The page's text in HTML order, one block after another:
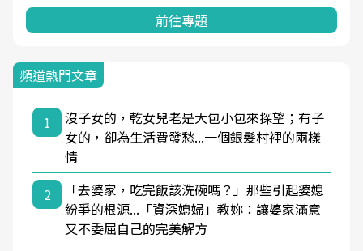
前往專題
頻道熱門文章
1
沒子女的，乾女兒老是大包小包來探望；有子
女的，卻為生活費發愁...一個銀髮村裡的兩樣
情
2
「去婆家，吃完飯該洗碗嗎？」那些引起婆媳
紛爭的根源...「資深媳婦」教妳：讓婆家滿意
又不委屈自己的完美解方